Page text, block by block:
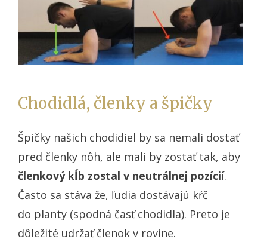
Chodidlá, členky a špičky
Špičky našich chodidiel by sa nemali dostať
pred členky nôh, ale mali by zostať tak, aby
členkový kĺb zostal v neutrálnej pozícií.
Často sa stáva že, ľudia dostávajú kŕč
do planty (spodná časť chodidla). Preto je
dôležité udržať členok v rovine.